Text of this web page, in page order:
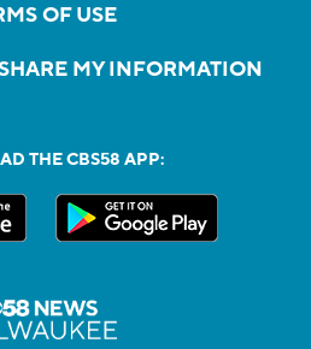
OF USE
MY INFORMATION
THE CBS58 APP: